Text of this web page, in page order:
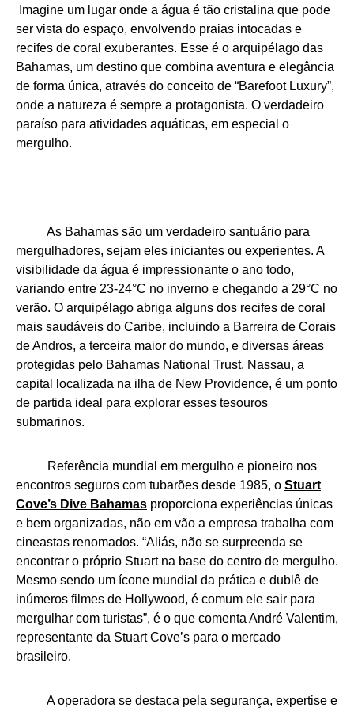
Imagine um lugar onde a água é tão cristalina que pode
ser vista do espaço, envolvendo praias intocadas e
recifes de coral exuberantes. Esse é o arquipélago das
Bahamas, um destino que combina aventura e elegância
de forma única, através do conceito de “Barefoot Luxury”,
onde a natureza é sempre a protagonista. O verdadeiro
paraíso para atividades aquáticas, em especial o
mergulho.
As Bahamas são um verdadeiro santuário para
mergulhadores, sejam eles iniciantes ou experientes. A
visibilidade da água é impressionante o ano todo,
variando entre 23-24°C no inverno e chegando a 29°C no
verão. O arquipélago abriga alguns dos recifes de coral
mais saudáveis do Caribe, incluindo a Barreira de Corais
de Andros, a terceira maior do mundo, e diversas áreas
protegidas pelo Bahamas National Trust. Nassau, a
capital localizada na ilha de New Providence, é um ponto
de partida ideal para explorar esses tesouros
submarinos.
Referência mundial em mergulho e pioneiro nos
encontros seguros com tubarões desde 1985, o Stuart
Cove’s Dive Bahamas proporciona experiências únicas
e bem organizadas, não em vão a empresa trabalha com
cineastas renomados. “Aliás, não se surpreenda se
encontrar o próprio Stuart na base do centro de mergulho.
Mesmo sendo um ícone mundial da prática e dublê de
inúmeros filmes de Hollywood, é comum ele sair para
mergulhar com turistas”, é o que comenta André Valentim,
representante da Stuart Cove’s para o mercado
brasileiro.
A operadora se destaca pela segurança, expertise e